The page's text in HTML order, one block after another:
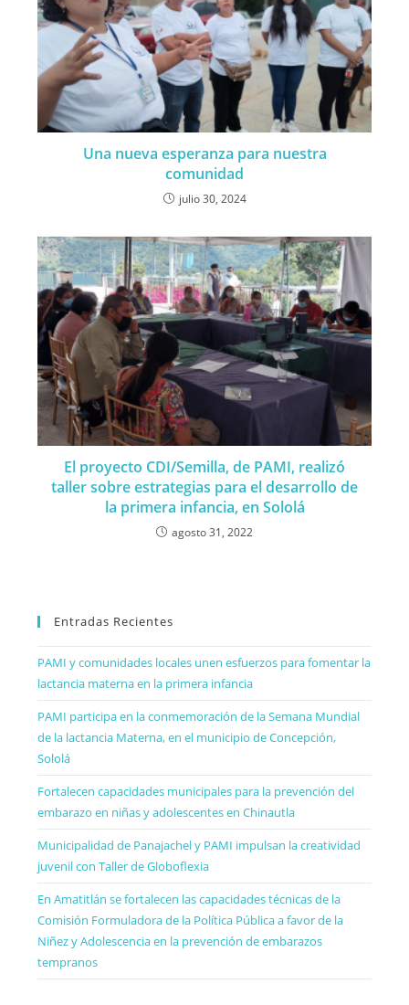
Una nueva esperanza para nuestra
comunidad
julio 30, 2024
El proyecto CDI/Semilla, de PAMI, realizó
taller sobre estrategias para el desarrollo de
la primera infancia, en Sololá
agosto 31, 2022
Entradas Recientes
PAMI y comunidades locales unen esfuerzos para fomentar la
lactancia materna en la primera infancia
PAMI participa en la conmemoración de la Semana Mundial
de la lactancia Materna, en el municipio de Concepción,
Sololá
Fortalecen capacidades municipales para la prevención del
embarazo en niñas y adolescentes en Chinautla
Municipalidad de Panajachel y PAMI impulsan la creatividad
juvenil con Taller de Globoflexia
En Amatitlán se fortalecen las capacidades técnicas de la
Comisión Formuladora de la Política Pública a favor de la
Niñez y Adolescencia en la prevención de embarazos
tempranos